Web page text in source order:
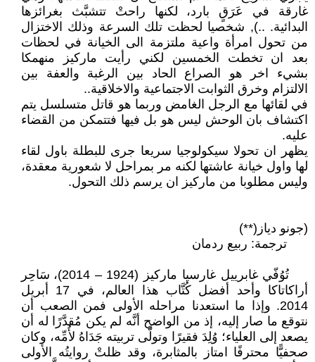
غارقة في عَرَقٍ بارد، لكنها راحتْ تتشبَّث بغرائزها
البدائية. ..), شخصيا لحظت تلك السرعة وذلك الاختزال
من تحول امرأة واعية ملتزمة الى الخيانة في لحظات
بعد ان تخطت الخمسين لكني رأيت ماركيز منهمكا
بشيء اخر هو الصراع الحاد بين الرغبة والعفة بين
الالتزام وخرق الثوابت الاجتماعية والاخلاقية..
في لقائها مع الرجل الغامض وربما هو قاتل متسلسل يتم
اكتشاف بان الوحش ليس هو بل فيها فتتمكن من القضاء
عليه.
يظهر ان تحولا سيكولوجيا سريعا جرى للبطلة باول لقاء
لها واول خيانة عاشتها لكنه مر بمراحل لا شعورية معقدة،
وليس مطلوبا من ماركيز ان يرسم ذلك التحول.
(جونو دياز(**)
ترجمة: ربيع ردمان
تُوُفّي غابرييل غارسيا ماركيز (1924 – 2014)، سَاحِر
أراكاتاكا وأحد أفضل كُتَّاب هذا العالم، في 17 أبريل
2014. وإذا ما استعدنا مراحله الأولى فمن الصعب أن
نتوقع ما صار إليه، إذ من الواضح أنَّه لم يكن مُقدَّرًا له أن
يصعد إلى العلياء؛ وُلِدَ فقيرًا وتولَّى تربيته جَدَاهُ لأُمِّه، وكان
صحفيًّا محترفًا امتاز بالمثابرة، وقد ظلتْ روايتُه الأولى